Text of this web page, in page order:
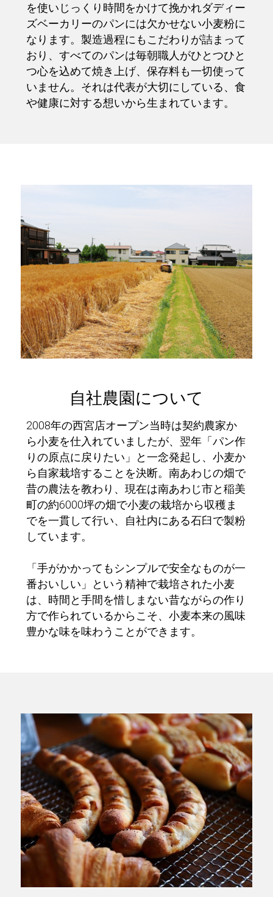
を使いじっくり時間をかけて挽かれダディー
ズベーカリーのパンには欠かせない小麦粉に
なります。製造過程にもこだわりが詰まって
おり、すべてのパンは毎朝職人がひとつひと
つ心を込めて焼き上げ、保存料も一切使って
いません。それは代表が大切にしている、食
や健康に対する想いから生まれています。
自社農園について
2008年の西宮店オープン当時は契約農家か
ら小麦を仕入れていましたが、翌年「パン作
りの原点に戻りたい」と一念発起し、小麦か
ら自家栽培することを決断。南あわじの畑で
昔の農法を教わり、現在は南あわじ市と稲美
町の約6000坪の畑で小麦の栽培から収穫ま
でを一貫して行い、自社内にある石臼で製粉
しています。
「手がかかってもシンプルで安全なものが一
番おいしい」という精神で栽培された小麦
は、時間と手間を惜しまない昔ながらの作り
方で作られているからこそ、小麦本来の風味
豊かな味を味わうことができます。